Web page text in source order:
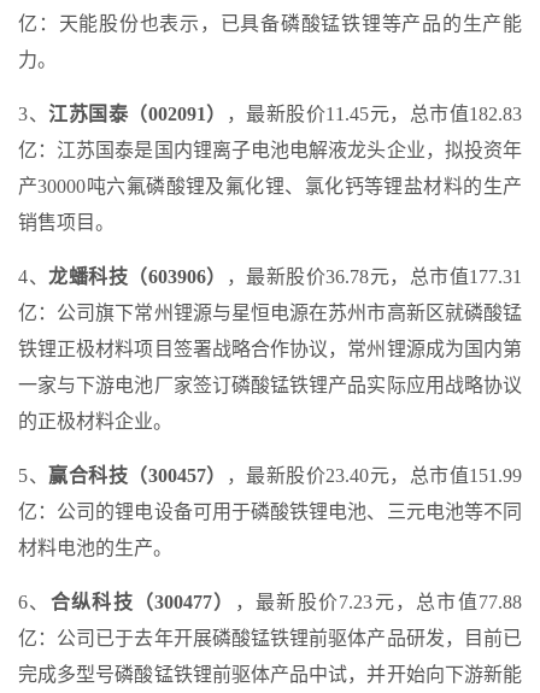
亿：天能股份也表示，已具备磷酸锰铁锂等产品的生产能
力。
3、 江苏国泰（002091）
，最新股价11.45元，总市值182.83
亿：江苏国泰是国内锂离子电池电解液龙头企业，拟投资年
产30000吨六氟磷酸锂及氟化锂、氯化钙等锂盐材料的生产
销售项目。
4、 龙蟠科技（603906）
，最新股价36.78元，总市值177.31
亿：公司旗下常州锂源与星恒电源在苏州市高新区就磷酸锰
铁锂正极材料项目签署战略合作协议，常州锂源成为国内第
一家与下游电池厂家签订磷酸锰铁锂产品实际应用战略协议
的正极材料企业。
5、 赢合科技（300457）
，最新股价23.40元，总市值151.99
亿：公司的锂电设备可用于磷酸铁锂电池、三元电池等不同
材料电池的生产。
6、 合纵科技（300477）
，最新股价7.23元，总市值77.88
亿：公司已于去年开展磷酸锰铁锂前驱体产品研发，目前已
完成多型号磷酸锰铁锂前驱体产品中试，并开始向下游新能